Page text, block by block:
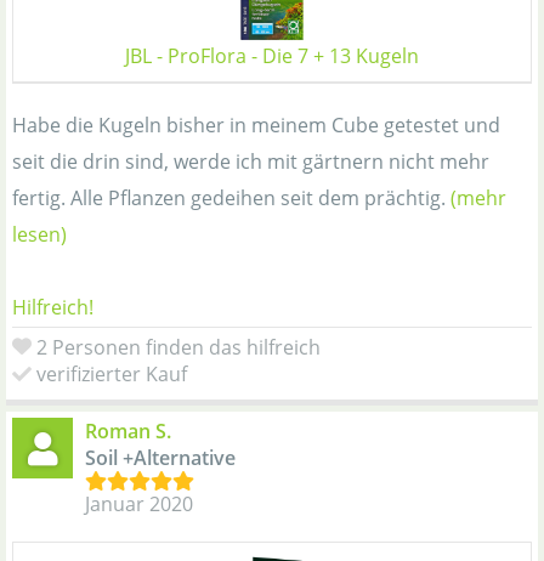
JBL - ProFlora - Die 7 + 13 Kugeln
Habe die Kugeln bisher in meinem Cube getestet und
seit die drin sind, werde ich mit gärtnern nicht mehr
fertig. Alle Pflanzen gedeihen seit dem prächtig. (mehr
lesen)
Hilfreich!
2 Personen finden das hilfreich
verifizierter Kauf
Roman S.
Soil +Alternative
Januar 2020